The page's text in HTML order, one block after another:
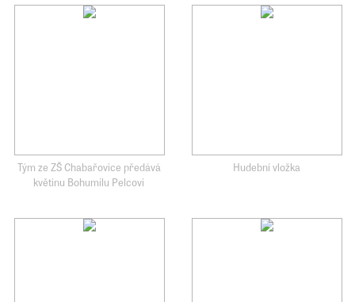
Tým ze ZŠ Chabařovice předává
květinu Bohumilu Pelcovi
Hudební vložka